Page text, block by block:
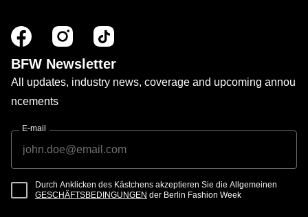
BFW Newsletter
All updates, industry news, coverage and upcoming annou
ncements
E-mail
Durch Anklicken des Kästchens akzeptieren Sie die Allgemeinen
GESCHÄFTSBEDINGUNGEN der Berlin Fashion Week